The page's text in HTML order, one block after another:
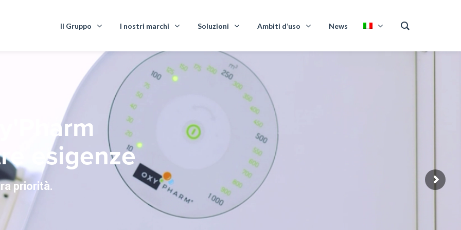
Il Gruppo I nostri marchi Soluzioni Ambiti d’uso News
esigenze
ra priorità.